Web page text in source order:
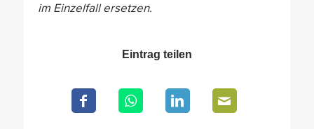
im Einzelfall ersetzen.
Eintrag teilen